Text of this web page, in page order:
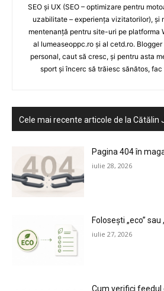
SEO și UX (SEO – optimizare pentru
uzabilitate – experiența vizitatorilor), și
mentenanță pentru site-uri pe platforma
al lumeaseoppc.ro și al cetd.ro.
personal, caut să cresc, și pentru asta
sport și încerc să trăiesc sănătos,
Cele mai recente articole de la Cătălin
Pagina 404 în
iulie 28, 2026
Folosești „eco” sau
iulie 27, 2026
Cum verifici feedul